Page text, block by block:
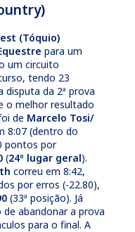
(Tóquio)
para um
um circuito
tendo 23
da 2ª prova
o melhor resultado
de Marcelo Tosi/
8:07 (dentro do
pontos por
(24º lugar geral).
correu em 8:42,
por erros (-22.80),
(33ª posição). Já
abandonar a prova
para o final. A